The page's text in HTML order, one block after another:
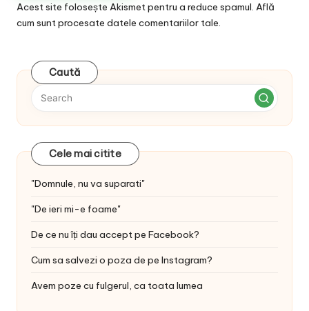
Acest site folosește Akismet pentru a reduce spamul. Află
cum sunt procesate datele comentariilor tale.
Caută
Cele mai citite
"Domnule, nu va suparati"
"De ieri mi-e foame"
De ce nu îți dau accept pe Facebook?
Cum sa salvezi o poza de pe Instagram?
Avem poze cu fulgerul, ca toata lumea